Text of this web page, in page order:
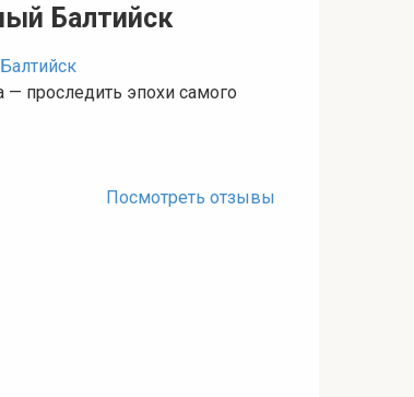
Балтийск
проследить эпохи самого
Посмотреть отзывы